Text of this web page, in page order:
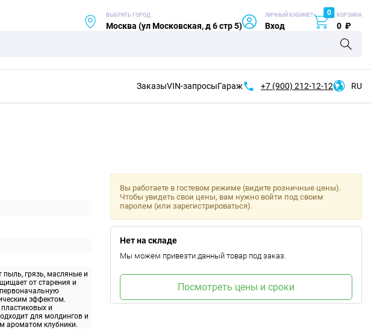
ВЫБРАТЬ ГОРОД
Москва (ул Московская, д 6 стр 5)
ЛИЧНЫЙ КАБИНЕТ
Вход
0 КОРЗИНА
0 ₽
ЗаказыVIN-запросыГараж +7 (900) 212-12-12 RU
пыль, грязь, масляные и
от старения и
эффектом.
и
для молдингов и
ароматом клубники.
Вы работаете в гостевом режиме (видите розничные цены).
Чтобы увидеть свои цены, вам нужно войти под своим
паролем (или зарегистрироваться).
Нет на складе
Мы можем привезти данный товар под заказ.
Посмотреть цены и сроки